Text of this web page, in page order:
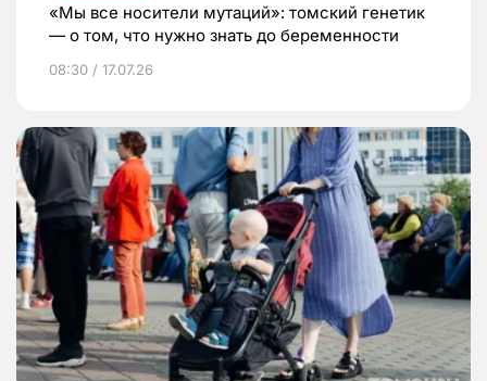
«Мы все носители мутаций»: томский генетик
— о том, что нужно знать до беременности
08:30 / 17.07.26